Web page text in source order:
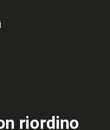
riordino